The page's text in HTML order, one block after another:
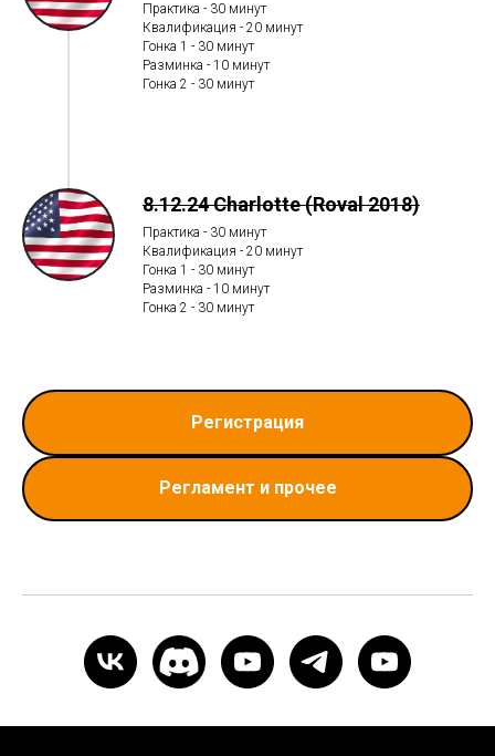
Практика - 30 минут
Квалификация - 20 минут
Гонка 1 - 30 минут
Разминка - 10 минут
Гонка 2 - 30 минут
8.12.24 Charlotte (Roval 2018)
Практика - 30 минут
Квалификация - 20 минут
Гонка 1 - 30 минут
Разминка - 10 минут
Гонка 2 - 30 минут
Регистрация
Регламент и прочее